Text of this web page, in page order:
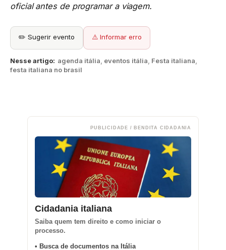
oficial antes de programar a viagem.
✏️ Sugerir evento ⚠️ Informar erro
Nesse artigo: agenda itália eventos itália Festa italiana
festa italiana no brasil
PUBLICIDADE / BENDITA CIDADANIA
Cidadania italiana
Saiba quem tem direito e como iniciar o
processo.
• Busca de documentos na Itália